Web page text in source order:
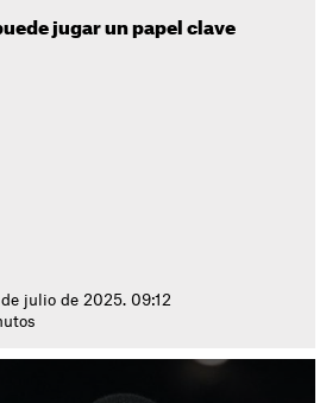
jugar un papel clave
julio de 2025. 09:12